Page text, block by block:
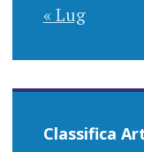
« Lug
Classifica